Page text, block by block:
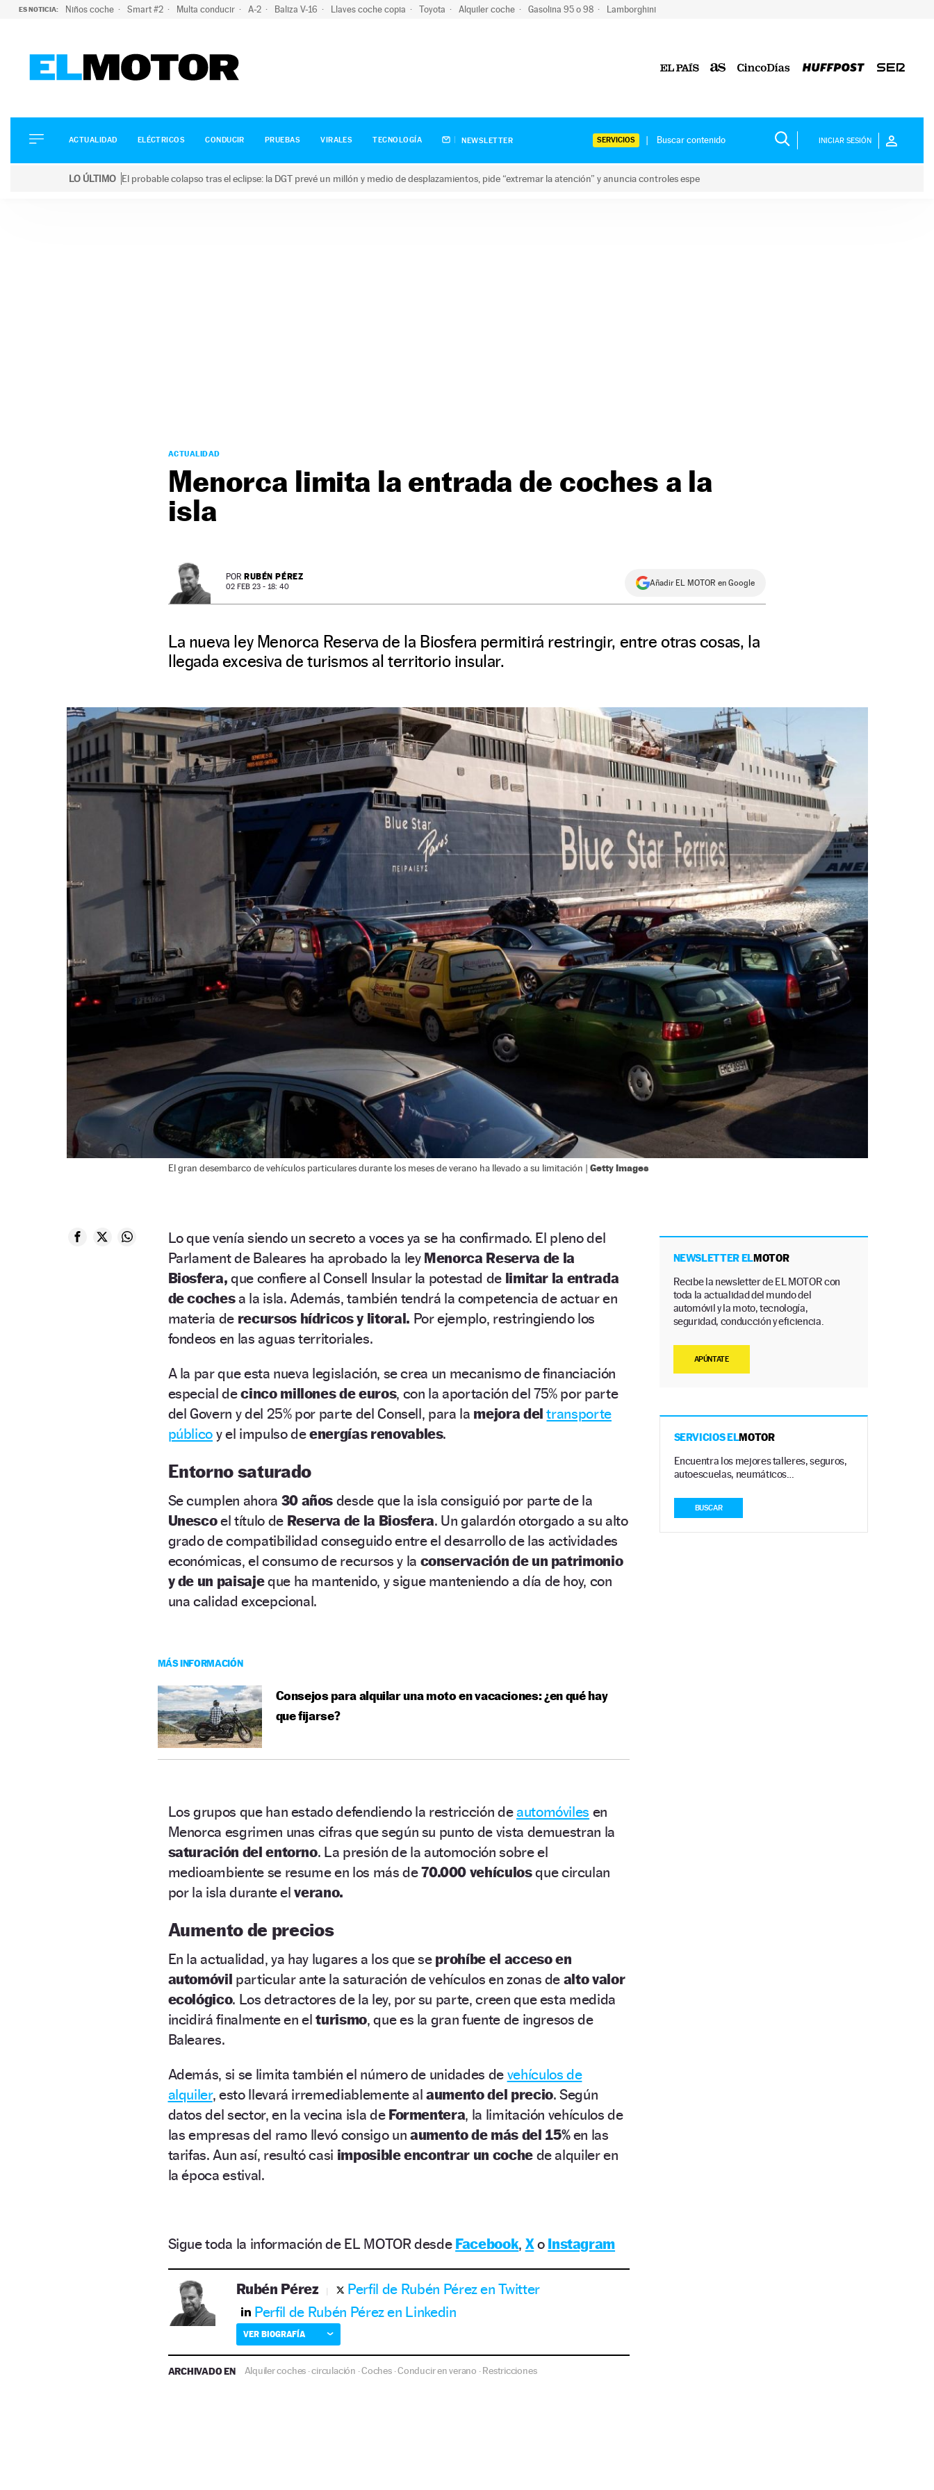
ES NOTICIA: Niños coche Smart #2 Multa conducir A-2 Baliza V-16 Llaves coche copia Toyota Alquiler coche Gasolina 95 o 98 Lamborghini
ELÉCTRICOS
CONDUCIR
ACTUALIDAD ELÉCTRICOS CONDUCIR PRUEBAS VIRALES TECNOLOGÍA NEWSLETTER SERVICIOS INICIAR SESIÓN
LO ÚLTIMO El probable colapso tras el eclipse: la DGT prevé un millón y medio de desplazamientos, pide “extremar la atención” y anuncia controles espe
ACTUALIDAD
Menorca limita la entrada de coches a la
isla
POR RUBÉN PÉREZ
02 FEB 23 - 18: 40 Añadir EL MOTOR en Google
La nueva ley Menorca Reserva de la Biosfera permitirá restringir, entre otras cosas, la
llegada excesiva de turismos al territorio insular.
El gran desembarco de vehículos particulares durante los meses de verano ha llevado a su limitación | Getty Images
Lo que venía siendo un secreto a voces ya se ha confirmado. El pleno del
Parlament de Baleares ha aprobado la ley Menorca Reserva de la
Biosfera,que confiere al Consell Insular la potestad de limitar la entrada
de cochesa la isla. Además, también tendrá la competencia de actuar en
materia de recursos hídricos y litoral. Por ejemplo, restringiendo los
fondeos en las aguas territoriales.
A la par que esta nueva legislación, se crea un mecanismo de financiación
especial decinco millones de euros, con la aportación del 75% por parte
del Govern y del 25% por parte del Consell, para la mejora del transporte
público y el impulso deenergías renovables.
Entorno saturado
Se cumplen ahora 30 años desde que la isla consiguió por parte de la
Unescoel título de Reserva de la Biosfera. Un galardón otorgado a su alto
grado de compatibilidad conseguido entre el desarrollo de las actividades
económicas, el consumo de recursos y la conservación de un patrimonio
y de un paisajeque ha mantenido, y sigue manteniendo a día de hoy, con
una calidad excepcional.
MÁS INFORMACIÓN
Consejos para alquilar una moto en vacaciones: ¿en qué hay
que fijarse?
Los grupos que han estado defendiendo la restricción deautomóviles en
Menorca esgrimen unas cifras que según su punto de vista demuestran la
saturación del entorno. La presión de la automoción sobre el
medioambiente se resume en los más de70.000 vehículosque circulan
por la isla durante elverano.
Aumento de precios
En la actualidad, ya hay lugares a los que se prohíbe el acceso en
automóvil particular ante la saturación de vehículos en zonas de alto valor
ecológico. Los detractores de la ley, por su parte, creen que esta medida
incidirá finalmente en elturismo, que es la gran fuente de ingresos de
Baleares.
Además, si se limita también el número de unidades de vehículos de
alquiler, esto llevará irremediablemente alaumento del precio. Según
datos del sector, en la vecina isla de Formentera, la limitación vehículos de
las empresas del ramo llevó consigo un aumento de más del 15%en las
tarifas. Aun así, resultó casi imposible encontrar un cochede alquiler en
la época estival.
Sigue toda la información de EL MOTOR desde Facebook, Xo Instagram
Rubén Pérez
Perfil de Rubén Pérez en Twitter
Perfil de Rubén Pérez en Linkedin
VER BIOGRAFÍA
ARCHIVADO EN Alquiler coches ·circulación ·Coches·Conducir en verano ·Restricciones
NEWSLETTER ELMOTOR
Recibe la newsletter de EL MOTOR con
toda la actualidad del mundo del
automóvil y la moto, tecnología,
seguridad, conducción y eficiencia.
APÚNTATE
SERVICIOS ELMOTOR
Encuentra los mejores talleres, seguros,
autoescuelas, neumáticos…
BUSCAR